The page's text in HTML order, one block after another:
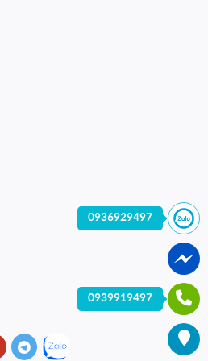
0936929497
0939919497